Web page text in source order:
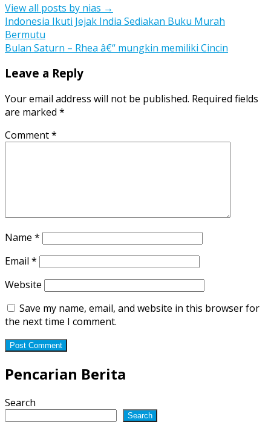
View all posts by nias →
Post
navigation
Indonesia Ikuti Jejak India Sediakan Buku Murah
Bermutu
Bulan Saturn – Rhea â€“ mungkin memiliki Cincin
Leave a Reply
Your email address will not be published. Required fields
are marked *
Comment*
Name *
Email *
Website
Save my name, email, and website in this browser for
the next time I comment.
Pencarian Berita
Search
Search